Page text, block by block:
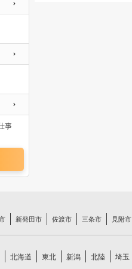
事
新発田市 佐渡市 三条市 見附市
北海道 東北 新潟 北陸 埼玉